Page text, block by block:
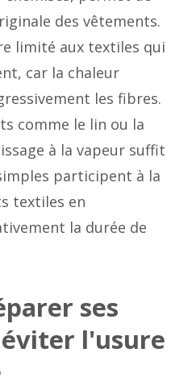
des vêtements.
limité aux textiles qui
car la chaleur
les fibres.
comme le lin ou la
à la vapeur suffit
participent à la
textiles en
la durée de
ses
l'usure